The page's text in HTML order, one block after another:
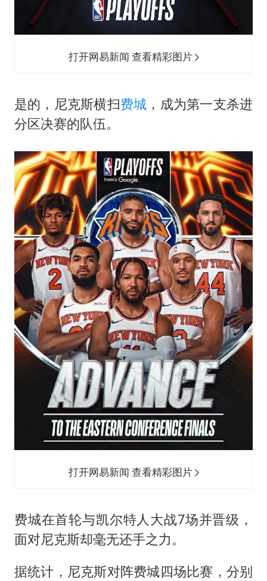
打开网易新闻 查看精彩图片
是的，尼克斯横扫费城 ，成为第一支杀进
分区决赛的队伍。
打开网易新闻 查看精彩图片
费城在首轮与凯尔特人大战7场并晋级，
面对尼克斯却毫无还手之力。
据统计，尼克斯对阵费城四场比赛，分别